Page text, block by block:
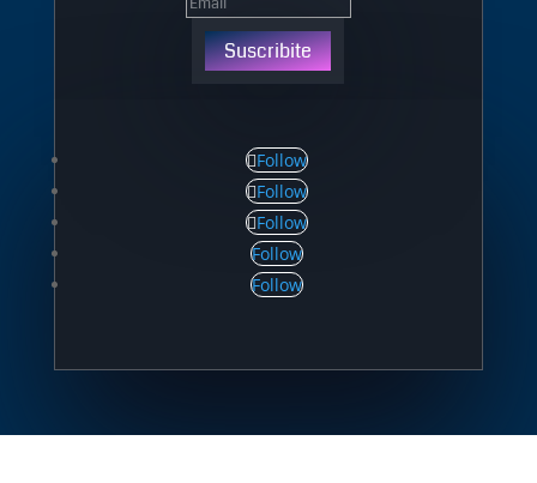
Suscribite
Follow
Follow
Follow
Follow
Follow